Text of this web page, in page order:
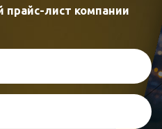
лист компании